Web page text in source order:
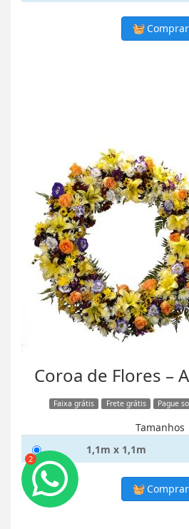
2
Comprar
Coroa de Flores –
Faixa grátis Frete grátis Pague
Tamanhos
1,1m x 1,1m
Comprar